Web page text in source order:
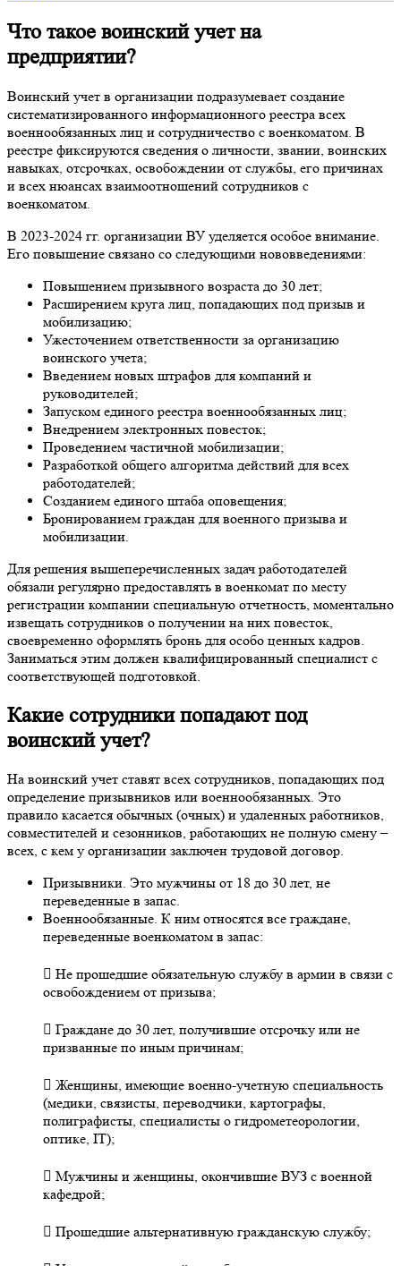
Что такое воинский учет на
предприятии?
Воинский учет в организации подразумевает создание
систематизированного информационного реестра всех
военнообязанных лиц и сотрудничество с военкоматом. В
реестре фиксируются сведения о личности, звании, воинских
навыках, отсрочках, освобождении от службы, его причинах
и всех нюансах взаимоотношений сотрудников с
военкоматом.
В 2023-2024 гг. организации ВУ уделяется особое внимание.
Его повышение связано со следующими нововведениями:
Повышением призывного возраста до 30 лет;
Расширением круга лиц, попадающих под призыв и
мобилизацию;
Ужесточением ответственности за организацию
воинского учета;
Введением новых штрафов для компаний и
руководителей;
Запуском единого реестра военнообязанных лиц;
Внедрением электронных повесток;
Проведением частичной мобилизации;
Разработкой общего алгоритма действий для всех
работодателей;
Созданием единого штаба оповещения;
Бронированием граждан для военного призыва и
мобилизации.
Для решения вышеперечисленных задач работодателей
обязали регулярно предоставлять в военкомат по месту
регистрации компании специальную отчетность, моментально
извещать сотрудников о получении на них повесток,
своевременно оформлять бронь для особо ценных кадров.
Заниматься этим должен квалифицированный специалист с
соответствующей подготовкой.
Какие сотрудники попадают под
воинский учет?
На воинский учет ставят всех сотрудников, попадающих под
определение призывников или военнообязанных. Это
правило касается обычных (очных) и удаленных работников,
совместителей и сезонников, работающих не полную смену –
всех, с кем у организации заключен трудовой договор.
Призывники. Это мужчины от 18 до 30 лет, не
переведенные в запас.
Военнообязанные. К ним относятся все граждане,
переведенные военкоматом в запас:
 Не прошедшие обязательную службу в армии в связи с
освобождением от призыва;
 Граждане до 30 лет, получившие отсрочку или не
призванные по иным причинам;
 Женщины, имеющие военно-учетную специальность
(медики, связисты, переводчики, картографы,
полиграфисты, специалисты о гидрометеорологии,
оптике, IT);
 Мужчины и женщины, окончившие ВУЗ с военной
кафедрой;
 Прошедшие альтернативную гражданскую службу;